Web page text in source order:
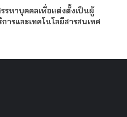
รหาบุคคลเพื่อแต่งตั้งเป็นผู้
รและเทคโนโลยีสารสนเทศ